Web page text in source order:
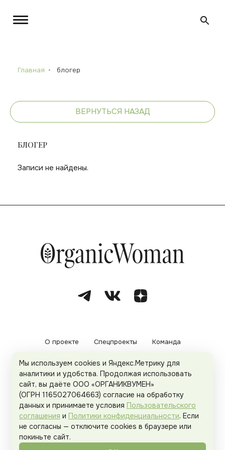
Главная блогер
ВЕРНУТЬСЯ НАЗАД
БЛОГЕР
Записи не найдены.
О проекте Спецпроекты Команда
Рекламодателям Политика конфиденциальности
Пользовательское соглашение
Organicwoman.ru . Все права защищены.
Мы используем cookies и Яндекс.Метрику для
аналитики и удобства. Продолжая использовать
сайт, вы даёте ООО «ОРГАНИКВУМЕН»
(ОГРН 1165027064663) согласие на обработку
данных и принимаете условия Пользовательского
соглашения и Политики конфиденциальности. Если
не согласны — отключите cookies в браузере или
покиньте сайт.